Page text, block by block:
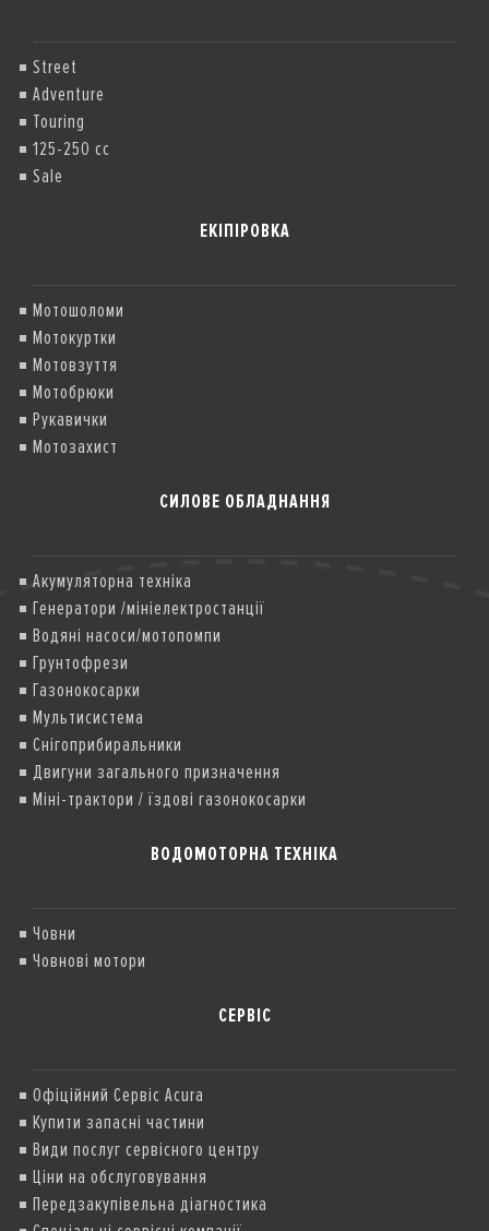
Street
Adventure
Touring
125-250 cc
Sale
ЕКІПІРОВКА
Мотошоломи
Мотокуртки
Мотовзуття
Мотобрюки
Рукавички
Мотозахист
СИЛОВЕ ОБЛАДНАННЯ
Акумуляторна техніка
Генератори /мініелектростанції
Водяні насоси/мотопомпи
Грунтофрези
Газонокосарки
Мультисистема
Снігоприбиральники
Двигуни загального призначення
Міні-трактори / їздові газонокосарки
ВОДОМОТОРНА ТЕХНІКА
Човни
Човнові мотори
СЕРВІС
Офіційний Сервіс Acura
Купити запасні частини
Види послуг сервісного центру
Ціни на обслуговування
Передзакупівельна діагностика